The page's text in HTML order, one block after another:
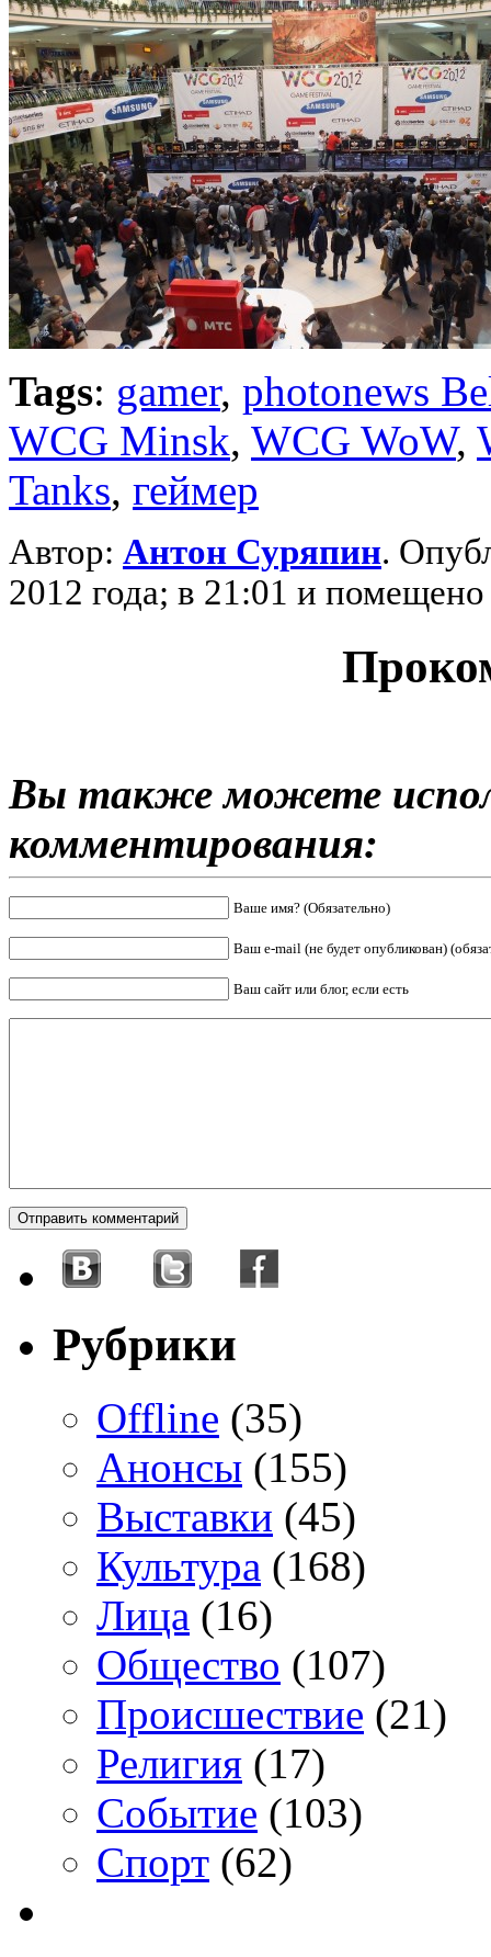
Tags: gamer, photonews
WCG Minsk, WCG WoW,
Tanks, геймер
Автор: Антон Суряпин.
2012 года; в 21:01 и
Вы также можете
комментирования:
Ваше имя? (Обязательно)
Ваш e-mail (не будет опубликован)
Ваш сайт или блог, если есть
Рубрики
Offline (35)
Анонсы (155)
Выставки (45)
Культура (168)
Лица (16)
Общество (107)
Происшествие (21)
Религия (17)
Событие (103)
Спорт (62)